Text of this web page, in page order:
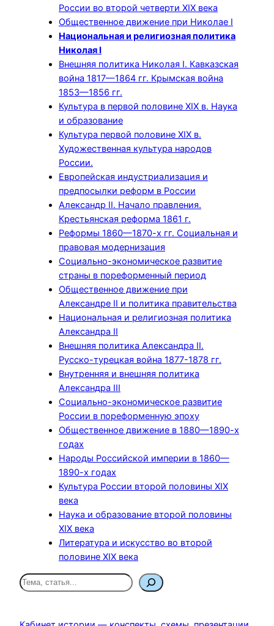
России во второй четверти XIX века
Общественное движение при Николае I
Национальная и религиозная политика
Николая I
Внешняя политика Николая I. Кавказская
война 1817—1864 гг. Крымская война
1853—1856 гг.
Культура в первой половине XIX в. Наука
и образование
Культура первой половине XIX в.
Художественная культура народов
России.
Европейская индустриализация и
предпосылки реформ в России
Александр II. Начало правления.
Крестьянская реформа 1861 г.
Реформы 1860—1870-х гг. Социальная и
правовая модернизация
Социально-экономическое развитие
страны в пореформенный период
Общественное движение при
Александре II и политика правительства
Национальная и религиозная политика
Александра II
Внешняя политика Александра II.
Русско-турецкая война 1877-1878 гг.
Внутренняя и внешняя политика
Александра III
Социально-экономическое развитие
России в пореформенную эпоху
Общественное движение в 1880—1890-х
годах
Народы Российской империи в 1860—
1890-х годах
Культура России второй половины XIX
века
Наука и образование второй половины
XIX века
Литература и искусство во второй
половине XIX века
П
о
с